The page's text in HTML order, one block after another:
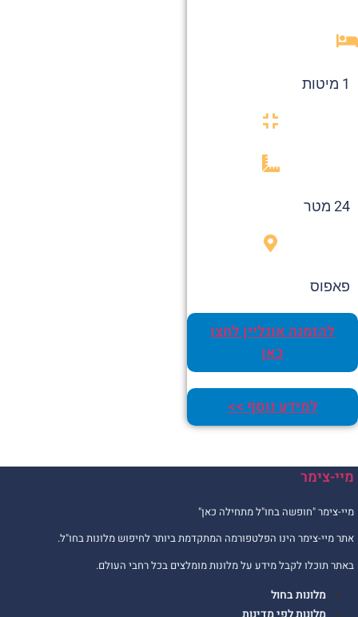
24 מטר
פאפוס
להזמנה אונליין לחצו
כאן
למידע נוסף >>
צימר
צימר "חופשה בחו"ל מתחילה כאן"
מיי-צימר הינו הפלטפורמה המתקדמת ביותר לחיפוש מלונות בחו"ל.
תוכלו לקבל מידע על מלונות מומלצים בכל רחבי העולם.
מלונות בחול